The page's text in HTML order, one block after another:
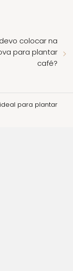
colocar na
para plantar
café?
para plantar